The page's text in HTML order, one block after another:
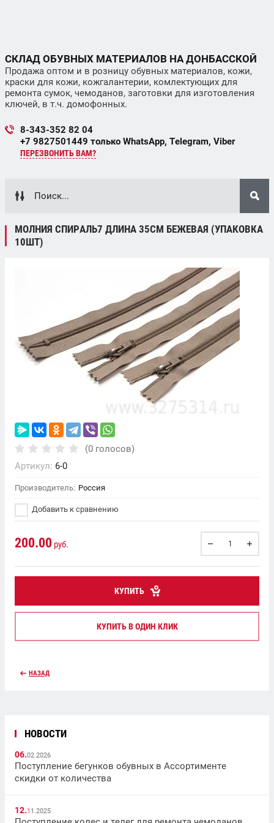
СКЛАД ОБУВНЫХ МАТЕРИАЛОВ НА ДОНБАССКОЙ
Продажа оптом и в розницу обувных материалов, кожи,
краски для кожи, кожгалантерии, комлектующих для
ремонта сумок, чемоданов, заготовки для изготовления
ключей, в т.ч. домофонных.
8-343-352 82 04
+7 9827501449 только WhatsApp, Telegram, Viber
ПЕРЕЗВОНИТЬ ВАМ?
МОЛНИЯ СПИРАЛЬ7 ДЛИНА 35СМ БЕЖЕВАЯ (УПАКОВКА
10ШТ)
(0 голосов)
Артикул: 6-0
Производитель: Россия
Добавить к сравнению
200.00 руб.
КУПИТЬ
КУПИТЬ В ОДИН КЛИК
НАЗАД
НОВОСТИ
06.02.2026
Поступление бегунков обувных в Ассортименте
скидки от количества
12.11.2025